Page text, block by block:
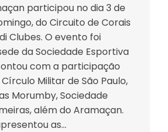
participou no dia 3 de
do Circuito de Corais
Clubes. O evento foi
da Sociedade Esportiva
com a participação
Militar de São Paulo,
Morumby, Sociedade
além do Aramaçan.
as…